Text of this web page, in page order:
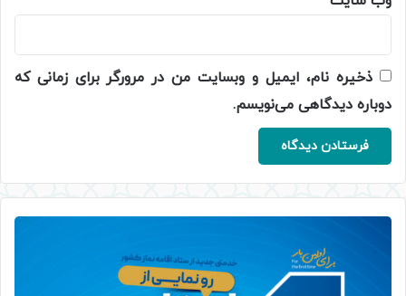
ذخیره نام، ایمیل و وبسایت من در مرورگر برای زمانی که
دوباره دیدگاهی می‌نویسم.